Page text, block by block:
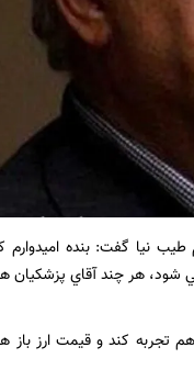
نیا گفت: بنده اميدوارم
شود، هر چند آقاي پزشكيان
تجربه كند و قيمت ارز باز